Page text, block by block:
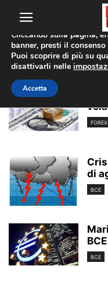
Home Tags Rendimenti
rendimenti
di
BCE
BCE
BCE
Utilizziamo i cookie per
sito web.
Cliccando sulla pagina,
banner, presti il
Puoi scoprire di più su
disattivarli nelle
Accetta